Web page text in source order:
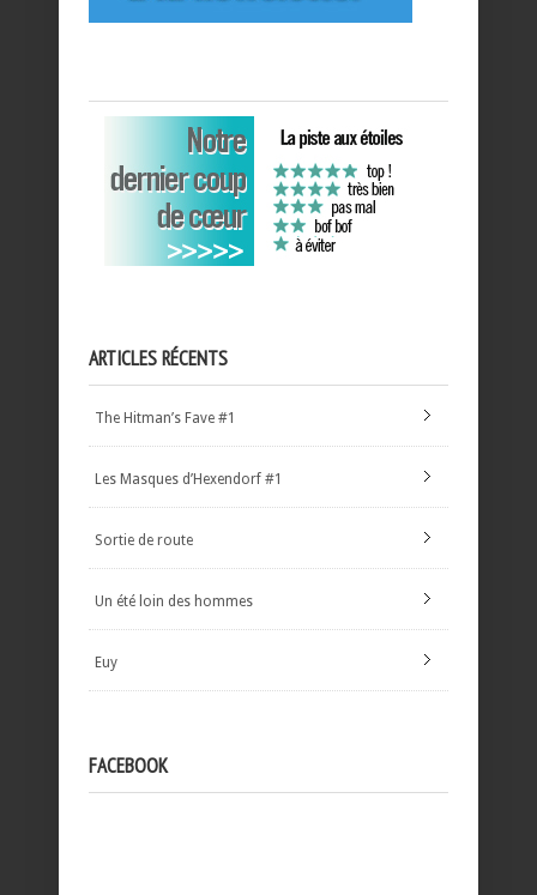
ARTICLES RÉCENTS
The Hitman’s Fave #1
Les Masques d’Hexendorf #1
Sortie de route
Un été loin des hommes
Euy
FACEBOOK